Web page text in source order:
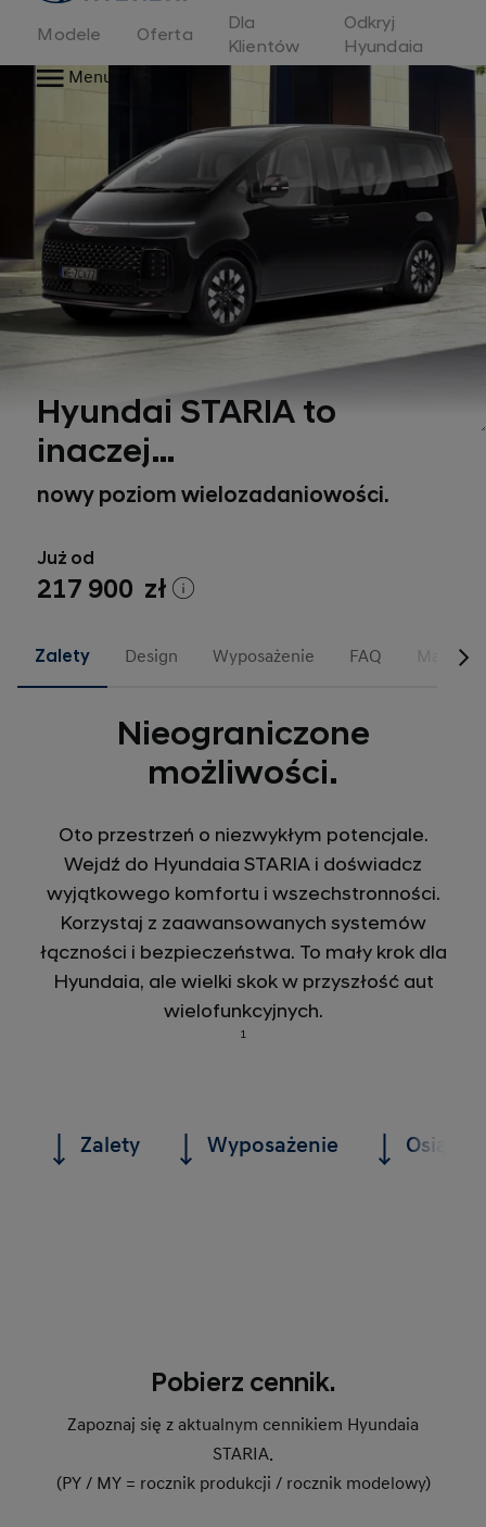
Modele Oferta
Dla
Klientów
Odkryj
Hyundaia
Menu
Hyundai STARIA to
inaczej…
nowy poziom wielozadaniowości.
Już od
217 900 zł
Zalety Design Wyposażenie FAQ
Nieograniczone
możliwości.
Oto przestrzeń o niezwykłym potencjale.
Wejdź do Hyundaia STARIA i doświadcz
wyjątkowego komfortu i wszechstronności.
Korzystaj z zaawansowanych systemów
łączności i bezpieczeństwa. To mały krok dla
Hyundaia, ale wielki skok w przyszłość aut
wielofunkcyjnych.
1
Zalety Wyposażenie Osiągi
Pobierz cennik.
Zapoznaj się z aktualnym cennikiem Hyundaia
STARIA.
(PY / MY = rocznik produkcji / rocznik modelowy)